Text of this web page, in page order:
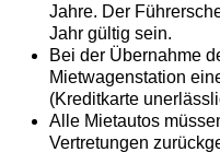
Jahre. Der
Jahr gültig sein.
Bei der Übernahme
Mietwagenstation
(Kreditkarte
Alle Mietautos
Vertretungen